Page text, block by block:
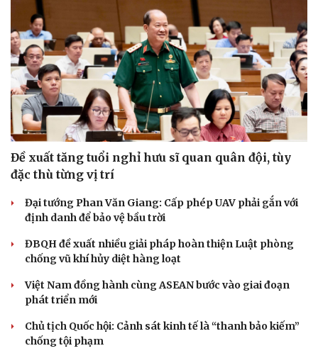
Đề xuất tăng tuổi nghỉ hưu sĩ quan quân đội, tùy
đặc thù từng vị trí
Đại tướng Phan Văn Giang: Cấp phép UAV phải gắn với
định danh để bảo vệ bầu trời
ĐBQH đề xuất nhiều giải pháp hoàn thiện Luật phòng
chống vũ khí hủy diệt hàng loạt
Việt Nam đồng hành cùng ASEAN bước vào giai đoạn
phát triển mới
Chủ tịch Quốc hội: Cảnh sát kinh tế là “thanh bảo kiếm”
chống tội phạm